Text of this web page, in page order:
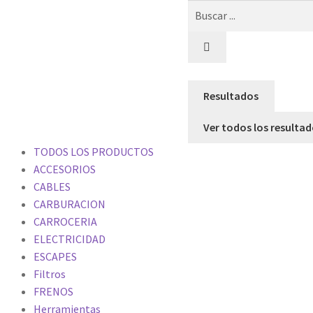
Resultados
Ver todos los
TODOS LOS PRODUCTOS
ACCESORIOS
CABLES
CARBURACION
CARROCERIA
ELECTRICIDAD
ESCAPES
Filtros
FRENOS
Herramientas